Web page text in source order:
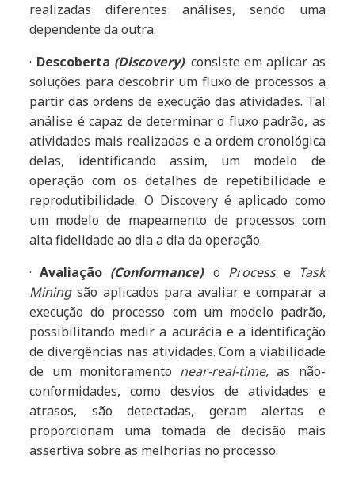
realizadas diferentes análises, sendo uma
dependente da outra:
· Descoberta (Discovery): consiste em aplicar as
soluções para descobrir um fluxo de processos a
partir das ordens de execução das atividades. Tal
análise é capaz de determinar o fluxo padrão, as
atividades mais realizadas e a ordem cronológica
delas, identificando assim, um modelo de
operação com os detalhes de repetibilidade e
reprodutibilidade. O Discovery é aplicado como
um modelo de mapeamento de processos com
alta fidelidade ao dia a dia da operação.
·Avaliação (Conformance): o Process e Task
Miningsão aplicados para avaliar e comparar a
execução do processo com um modelo padrão,
possibilitando medir a acurácia e a identificação
de divergências nas atividades. Com a viabilidade
de um monitoramento near-real-time,as não-
conformidades, como desvios de atividades e
atrasos, são detectadas, geram alertas e
proporcionam uma tomada de decisão mais
assertiva sobre as melhorias no processo.